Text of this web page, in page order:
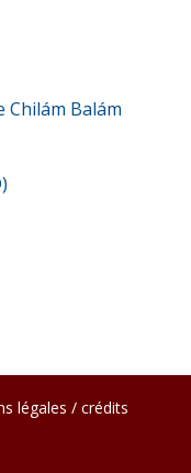
Chilám Balám
légales / crédits